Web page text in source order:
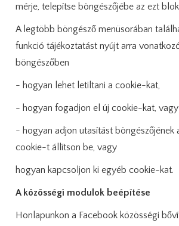
mérje, telepítse böngészőjébe az ezt
A legtöbb böngésző menüsorában
funkció tájékoztatást nyújt arra
böngészőben
- hogyan lehet letiltani a cookie-kat,
- hogyan fogadjon el új cookie-kat, vagy
- hogyan adjon utasítást böngészőjének
cookie-t állítson be, vagy
hogyan kapcsoljon ki egyéb cookie-kat.
A közösségi modulok beépítése
Honlapunkon a Facebook közösségi